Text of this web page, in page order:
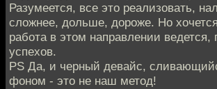
Разумеется, все это реализовать,
сложнее, дольше, дороже. Но
работа в этом направлении ведется,
успехов.
PS Да, и черный девайс,
фоном - это не наш метод!